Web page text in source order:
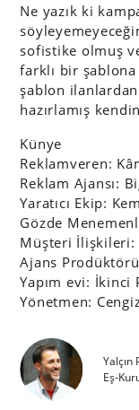
Ne yazık ki
sofistike olmuş
farklı bir
şablon
hazırlamış
Künye
Reklamveren:
Reklam Ajansı:
Yaratıcı Ekip:
Gözde
Müşteri İlişkileri:
Ajans
Yapım evi: İkinci
Yönetmen:
Yalçın
Eş-